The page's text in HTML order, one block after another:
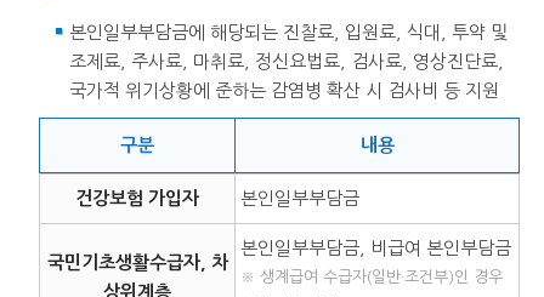
본인일부부담금에 해당되는 진찰료, 입원료, 식대, 투약 및
조제료, 주사료, 마취료, 정신요법료, 검사료, 영상진단료,
국가적 위기상황에 준하는 감염병 확산 시 검사비 등 지원
구분 내용
건강보험 가입자 본인일부부담금
국민기초생활수급자, 차
상위계층
본인일부부담금, 비급여 본인부담금
※ 생계급여 수급자(일반·조건부)인 경우